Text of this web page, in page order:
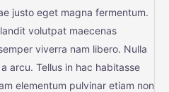
justo eget magna fermentum.
volutpat maecenas
viverra nam libero. Nulla
arcu. Tellus in hac habitasse
elementum pulvinar etiam non